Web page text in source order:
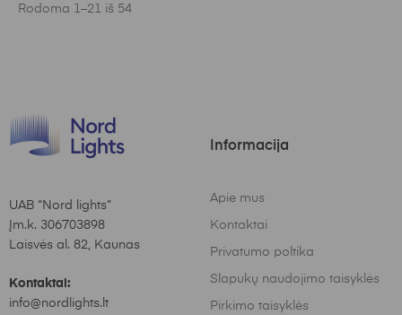
Rodoma 1–21 iš 54
UAB “Nord lights”
Įm.k. 306703898
Laisvės al. 82, Kaunas
Kontaktai:
info@nordlights.lt
Informacija
Apie mus
Kontaktai
Privatumo poltika
Slapukų naudojimo taisyklės
Pirkimo taisyklės